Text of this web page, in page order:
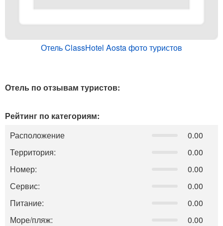
Отель ClassHotel Aosta фото туристов
Отель по отзывам туристов:
Рейтинг по категориям:
Расположение
0.00
Территория:
0.00
Номер:
0.00
Сервис:
0.00
Питание:
0.00
Море/пляж:
0.00